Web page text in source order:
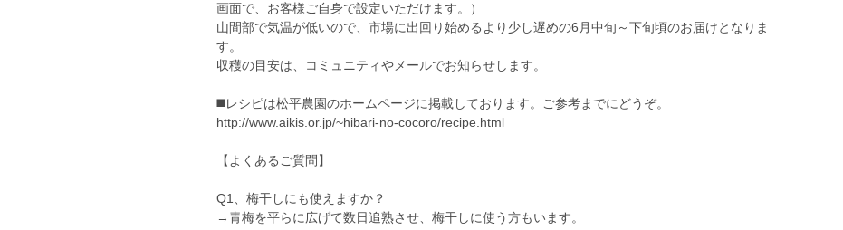
画面で、お客様ご自身で設定いただけます。）
山間部で気温が低いので、市場に出回り始めるより少し遅めの6月中旬～下旬頃のお届けとなりま
す。
収穫の目安は、コミュニティやメールでお知らせします。
◼️レシピは松平農園のホームページに掲載しております。ご参考までにどうぞ。
http://www.aikis.or.jp/~hibari-no-cocoro/recipe.html
【よくあるご質問】
Q1、梅干しにも使えますか？
→青梅を平らに広げて数日追熟させ、梅干しに使う方もいます。